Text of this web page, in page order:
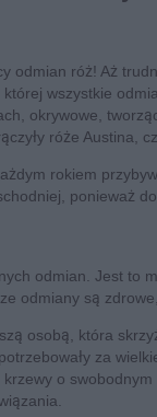
odmian róż! Aż
wszystkie
okrywowe,
róże Austina,
rokiem
ponieważ
odmian. Jest
odmiany są
osobą, która
za
o